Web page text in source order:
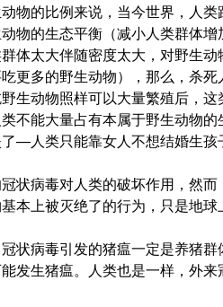
物的比例来说，当今世界，人
物的生态平衡（减小人类群体
体太大伴随密度太大，对野生
更多的野生动物），那么，杀
生动物照样可以大量繁殖后，这
不能大量占有本属于野生动物
—人类只能靠女人不想结婚生孩
状病毒对人类的破坏作用，然
本上被灭绝了的行为，只是地球
状病毒引发的猪瘟一定是养猪
发生猪瘟。人类也是一样，外